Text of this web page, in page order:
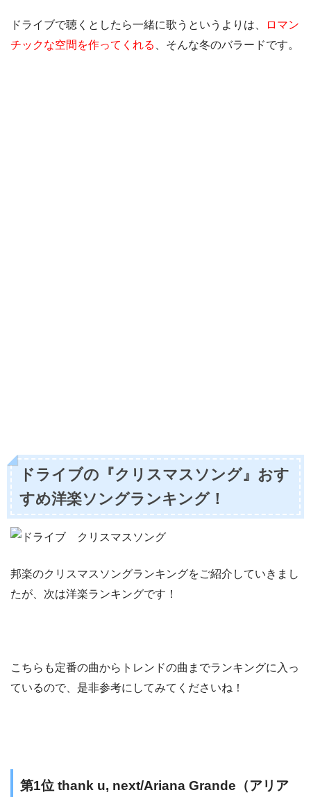
ドライブで聴くとしたら一緒に歌うというよりは、
ロマン
チックな空間を作ってくれる
、そんな冬のバラードです。
ドライブの『クリスマスソング』おす
すめ洋楽ソングランキング！
邦楽のクリスマスソングランキングをご紹介していきまし
たが、次は洋楽ランキングです！
こちらも定番の曲からトレンドの曲までランキングに入っ
ているので、是非参考にしてみてくださいね！
第1位 thank u, next/Ariana Grande（アリア